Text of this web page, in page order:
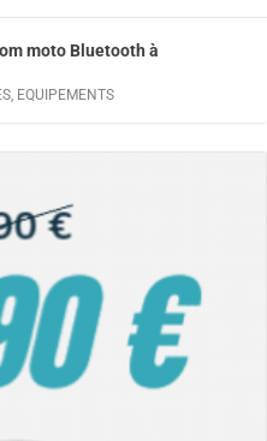
moto Bluetooth à
, EQUIPEMENTS